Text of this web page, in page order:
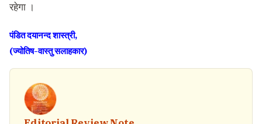
रहेगा ।
पंडित दयानन्द शास्त्री,
(ज्योतिष-वास्तु सलाहकार)